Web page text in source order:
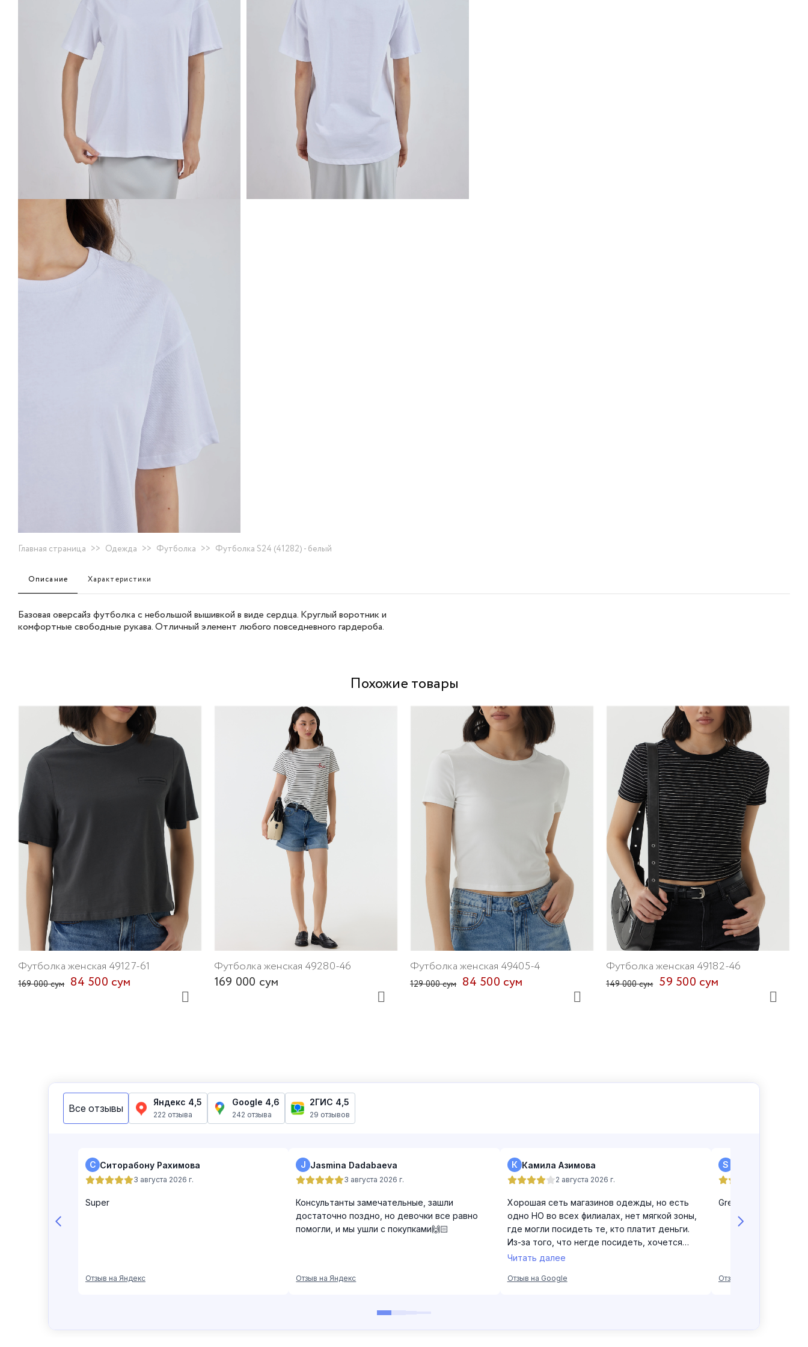
Главная страница >> Одежда >> Футболка >> Футболка S24 (41282) - белый
Описание Характеристики
Базовая оверсайз футболка с небольшой вышивкой в виде сердца. Круглый воротник и
комфортные свободные рукава. Отличный элемент любого повседневного гардероба.
Похожие товары
Футболка женская 49127-61
169 000 сум 84 500 сум
Футболка женская 49280-46
169 000 сум
Футболка женская 49405-4
129 000 сум 84 500 сум
Футболка женская 49182-46
149 000 сум 59 500 сум